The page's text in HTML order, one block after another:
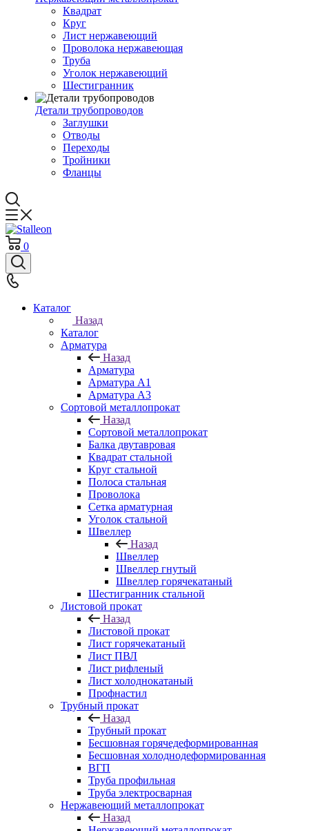
Квадрат
Круг
Лист нержавеющий
Проволока нержавеющая
Труба
Уголок нержавеющий
Шестигранник
Детали трубопроводов
Заглушки
Отводы
Переходы
Тройники
Фланцы
0
Каталог
Назад
Каталог
Арматура
Назад
Арматура
Арматура A1
Арматура А3
Сортовой металлопрокат
Назад
Сортовой металлопрокат
Балка двутавровая
Квадрат стальной
Круг стальной
Полоса стальная
Проволока
Сетка арматурная
Уголок стальной
Швеллер
Назад
Швеллер
Швеллер гнутый
Швеллер горячекатаный
Шестигранник стальной
Листовой прокат
Назад
Листовой прокат
Лист горячекатаный
Лист ПВЛ
Лист рифленый
Лист холоднокатаный
Профнастил
Трубный прокат
Назад
Трубный прокат
Бесшовная горячедеформированная
Бесшовная холоднодеформированная
ВГП
Труба профильная
Труба электросварная
Нержавеющий металлопрокат
Назад